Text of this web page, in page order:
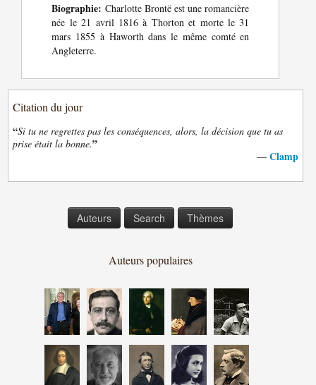
Biographie: Charlotte Brontë est une romancière
née le 21 avril 1816 à Thorton et morte le 31
mars 1855 à Haworth dans le même comté en
Angleterre.
Citation du jour
“Si tu ne regrettes pas les conséquences, alors, la décision que tu as
prise était la bonne.”
— Clamp
Auteurs Search Thèmes
Auteurs populaires